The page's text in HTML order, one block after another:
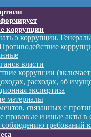
коррупции
о коррупции.
власти
коррупции (включает
расходах, об
экспертиза
материалы
связанных с
правовые и иные акты в
требований